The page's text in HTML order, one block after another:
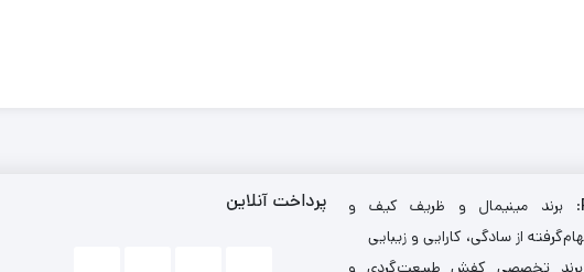
: برند مینیمال و ظریف کیف و
از سادگی، کارایی و زیبایی
تخصصی کفش طبیعت‌گردی و
پرداخت آنلاین